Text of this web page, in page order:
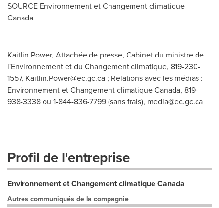
SOURCE Environnement et Changement climatique
Canada
Kaitlin Power, Attachée de presse, Cabinet du ministre de
l'Environnement et du Changement climatique, 819-230-
1557, Kaitlin.Power@ec.gc.ca ; Relations avec les médias :
Environnement et Changement climatique Canada, 819-
938-3338 ou 1-844-836-7799 (sans frais), media@ec.gc.ca
Profil de l'entreprise
Environnement et Changement climatique Canada
Autres communiqués de la compagnie